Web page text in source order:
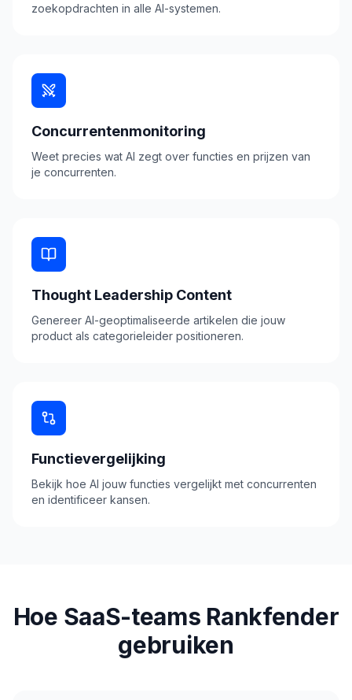
zoekopdrachten in alle AI-systemen.
Concurrentenmonitoring
Weet precies wat AI zegt over functies en prijzen van
je concurrenten.
Thought Leadership Content
Genereer AI-geoptimaliseerde artikelen die jouw
product als categorieleider positioneren.
Functievergelijking
Bekijk hoe AI jouw functies vergelijkt met concurrenten
en identificeer kansen.
Hoe SaaS-teams Rankfender
gebruiken